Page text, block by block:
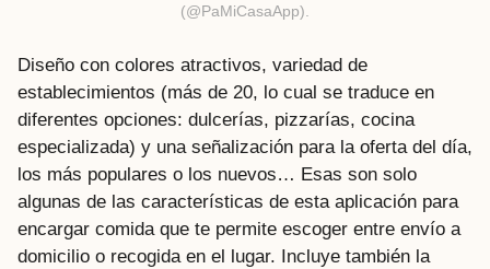
(@PaMiCasaApp).
Diseño con colores atractivos, variedad de
establecimientos (más de 20, lo cual se traduce en
diferentes opciones: dulcerías, pizzarías, cocina
especializada) y una señalización para la oferta del día,
los más populares o los nuevos… Esas son solo
algunas de las características de esta aplicación para
encargar comida que te permite escoger entre envío a
domicilio o recogida en el lugar. Incluye también la